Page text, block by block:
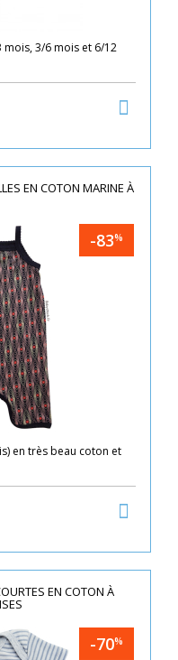
mois, 3/6 mois et 6/12
EN COTON MARINE À
-83%
en très beau coton et
EN COTON À
-70%